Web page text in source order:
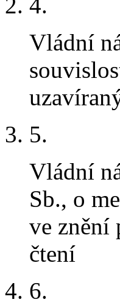
4.
Vládní
5.
Vládní
Sb., o
ve znění
čtení
6.